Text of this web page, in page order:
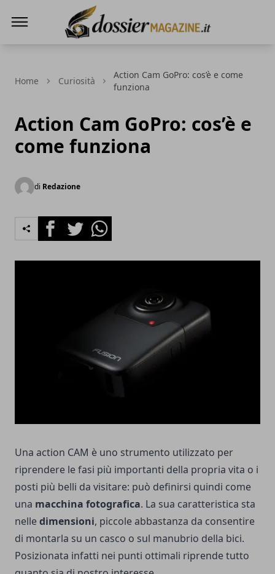
Home Curiosità
Action Cam GoPro: cos’è e come
funziona
Action Cam GoPro: cos’è e
come funziona
di Redazione
FacebookTwitterWhatsapp
Una action CAM è uno strumento utilizzato per
riprendere le fasi più importanti della propria vita o i
posti più belli da visitare: può definirsi quindi come
una macchina fotografica. La sua caratteristica sta
nelledimensioni, piccole abbastanza da consentire
di montarla su un casco o sul manubrio della bici.
Posizionata infatti nei punti ottimali riprende tutto